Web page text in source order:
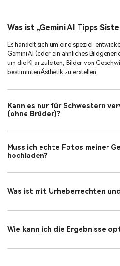
Was ist „Gemini AI Tipps
Es handelt sich um eine speziell
Gemini AI (oder ein ähnliches
um die KI anzuleiten, Bilder von
bestimmten Ästhetik zu erstellen.
Kann es nur für Schwestern
(ohne Brüder)?
Muss ich echte Fotos meiner
hochladen?
Was ist mit Urheberrechten
Wie kann ich die Ergebnisse